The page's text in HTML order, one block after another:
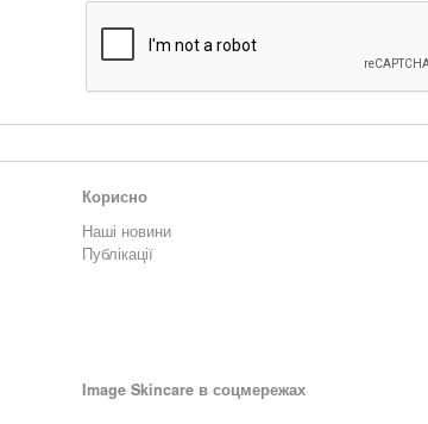
Корисно
Наші новини
Публікації
Image Skincare в соцмережах